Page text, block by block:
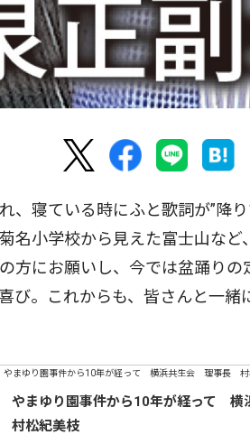
寝ている時にふと歌詞が”降
名小学校から見えた富士山な
方にお願いし、今では盆踊り
び。これからも、皆さんと一
やまゆり園事件から10年が経って
村松紀美枝